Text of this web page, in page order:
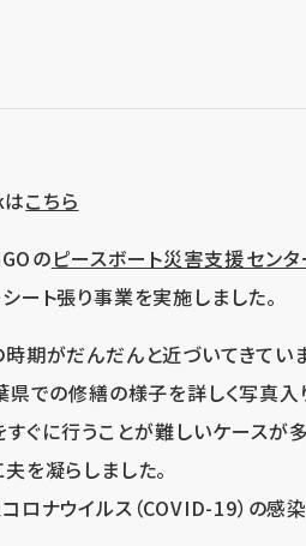
こちら
のピースボート災害支援センタ
ート張り事業を実施しました。
期がだんだんと近づいてきていま
での修繕の様子を詳しく写真入
ぐに行うことが難しいケースが
を凝らしました。
ロナウイルス（COVID-19）の